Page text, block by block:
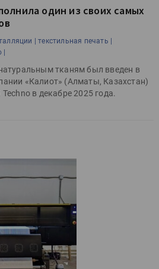
один из своих самых
| текстильная печать |
|
тканям был введен в
«Калиот» (Алматы, Казахстан)
в декабре 2025 года.